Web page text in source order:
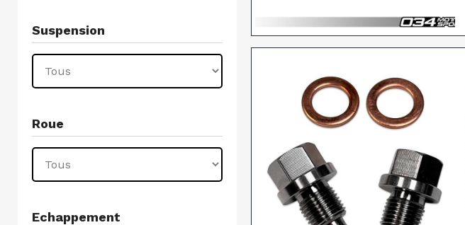
Suspension
Roue
Echappement